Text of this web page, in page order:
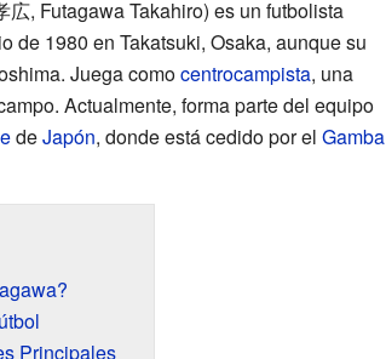
広, Futagawa Takahiro) es un futbolista
de 1980 en Takatsuki, Osaka, aunque su
Juega comocentrocampista, una
Actualmente, forma parte del equipo
deJapón, donde está cedido por el Gamba
Principales